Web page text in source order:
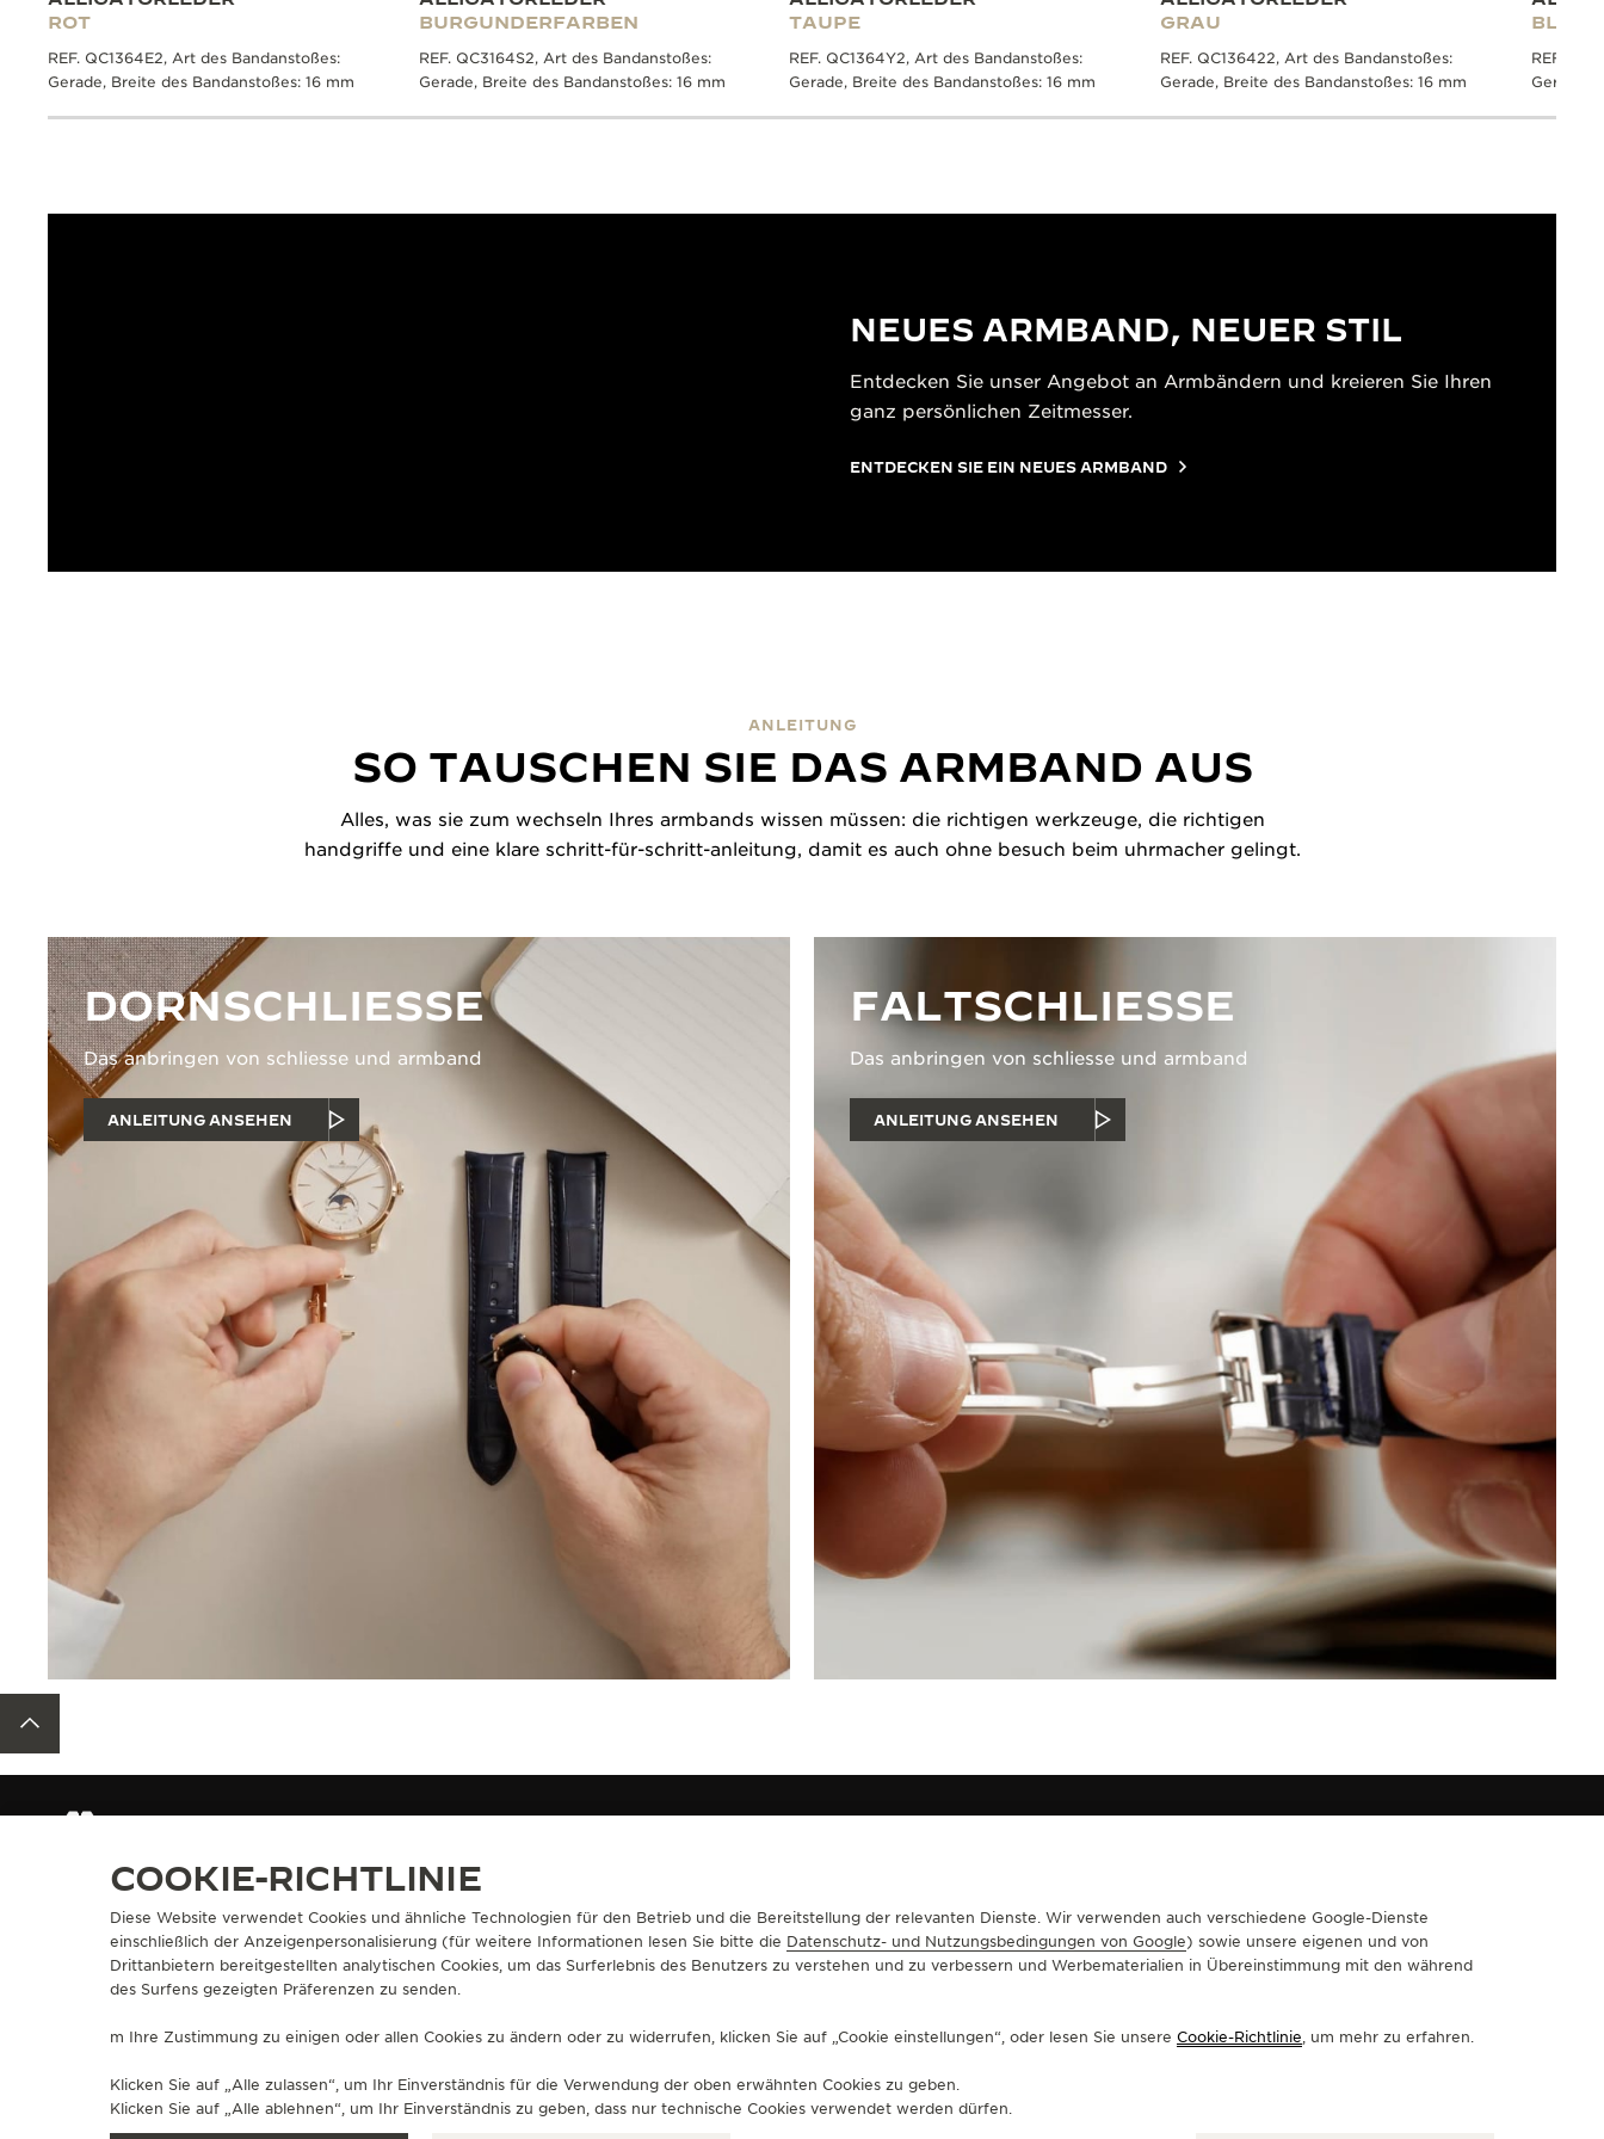
ROT
REF. QC1364E2, Art des Bandanstoßes:
Gerade, Breite des Bandanstoßes: 16 mm
BURGUNDERFARBEN
REF. QC3164S2, Art des Bandanstoßes:
Gerade, Breite des Bandanstoßes: 16 mm
TAUPE
REF. QC1364Y2, Art des Bandanstoßes:
Gerade, Breite des Bandanstoßes: 16 mm
GRAU
REF. QC136422, Art des Bandanstoßes:
Gerade, Breite des Bandanstoßes: 16 mm
BLAU
REF.
Gerade,
NEUES ARMBAND, NEUER STIL
Entdecken Sie unser Angebot an Armbändern und kreieren Sie Ihren
ganz persönlichen Zeitmesser.
ENTDECKEN SIE EIN NEUES ARMBAND
ANLEITUNG
SO TAUSCHEN SIE DAS ARMBAND AUS
Alles, was sie zum wechseln Ihres armbands wissen müssen: die richtigen werkzeuge, die richtigen
handgriffe und eine klare schritt-für-schritt-anleitung, damit es auch ohne besuch beim uhrmacher gelingt.
DORNSCHLIESSE
Das anbringen von schliesse und armband
ANLEITUNG ANSEHEN
FALTSCHLIESSE
Das anbringen von schliesse und armband
ANLEITUNG ANSEHEN
ÜBER UNS
SEIT 1833 EIN MANUFAKTUR-ATELIER
WERDEN SIE TEIL UNSERER GRANDE
SERVICELEISTUNGEN
E-COMMERCE-LEISTUNGEN
AFTER-SALES-SERVICE
MEINE GARANTIE VERLÄNGERN
KONTAKTIEREN SIE UNS
BOUTIQUE SUCHEN
FOLGEN SIE UNS
DEN NEWSLETTER ABONNIEREN
COOKIE-RICHTLINIE
Diese Website verwendet Cookies und ähnliche Technologien für den Betrieb und die Bereitstellung der relevanten Dienste. Wir verwenden auch verschiedene Google-Dienste
einschließlich der Anzeigenpersonalisierung (für weitere Informationen lesen Sie bitte die Datenschutz- und Nutzungsbedingungen von Google) sowie unsere eigenen und von
Drittanbietern bereitgestellten analytischen Cookies, um das Surferlebnis des Benutzers zu verstehen und zu verbessern und Werbematerialien in Übereinstimmung mit den während
des Surfens gezeigten Präferenzen zu senden.
m Ihre Zustimmung zu einigen oder allen Cookies zu ändern oder zu widerrufen, klicken Sie auf „Cookie einstellungen“, oder lesen Sie unsere Cookie-Richtlinie, um mehr zu erfahren.
Klicken Sie auf „Alle zulassen“, um Ihr Einverständnis für die Verwendung der oben erwähnten Cookies zu geben.
Klicken Sie auf „Alle ablehnen“, um Ihr Einverständnis zu geben, dass nur technische Cookies verwendet werden dürfen.